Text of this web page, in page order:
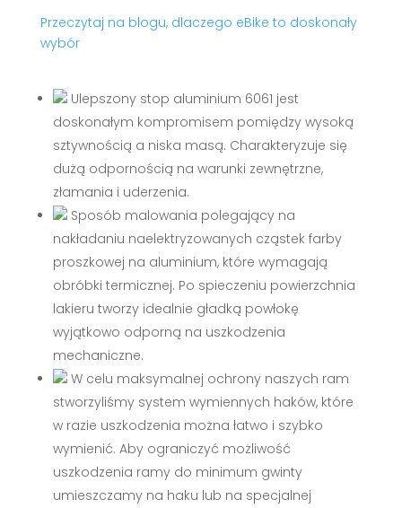
Przeczytaj na blogu, dlaczego eBike to doskonały
wybór
Ulepszony stop aluminium 6061 jest
doskonałym kompromisem pomiędzy wysoką
sztywnością a niska masą. Charakteryzuje się
dużą odpornością na warunki zewnętrzne,
złamania i uderzenia.
Sposób malowania polegający na
nakładaniu naelektryzowanych cząstek farby
proszkowej na aluminium, które wymagają
obróbki termicznej. Po spieczeniu powierzchnia
lakieru tworzy idealnie gładką powłokę
wyjątkowo odporną na uszkodzenia
mechaniczne.
W celu maksymalnej ochrony naszych ram
stworzyliśmy system wymiennych haków, które
w razie uszkodzenia można łatwo i szybko
wymienić. Aby ograniczyć możliwość
uszkodzenia ramy do minimum gwinty
umieszczamy na haku lub na specjalnej